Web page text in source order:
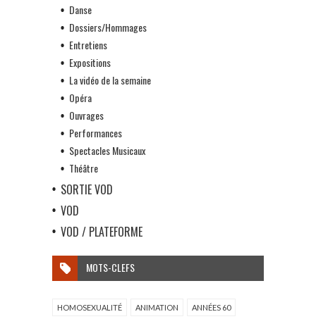
Danse
Dossiers/Hommages
Entretiens
Expositions
La vidéo de la semaine
Opéra
Ouvrages
Performances
Spectacles Musicaux
Théâtre
SORTIE VOD
VOD
VOD / PLATEFORME
MOTS-CLEFS
HOMOSEXUALITÉ ANIMATION ANNÉES 60